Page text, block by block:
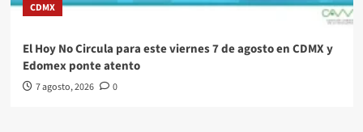
CDMX
El Hoy No Circula para este viernes 7 de agosto en CDMX y
Edomex ponte atento
7 agosto, 2026 0